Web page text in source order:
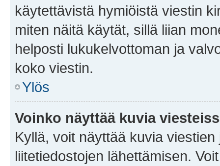
käytettävistä hymiöistä viestin
miten näitä käytät, sillä liian
helposti lukukelvottoman ja
koko viestin.
Ylös
Voinko näyttää kuvia
Kyllä, voit näyttää kuvia
liitetiedostojen lähettämisen.